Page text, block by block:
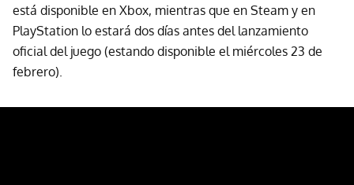
está disponible en Xbox, mientras que en Steam y en
PlayStation lo estará dos días antes del lanzamiento
oficial del juego (estando disponible el miércoles 23 de
febrero).